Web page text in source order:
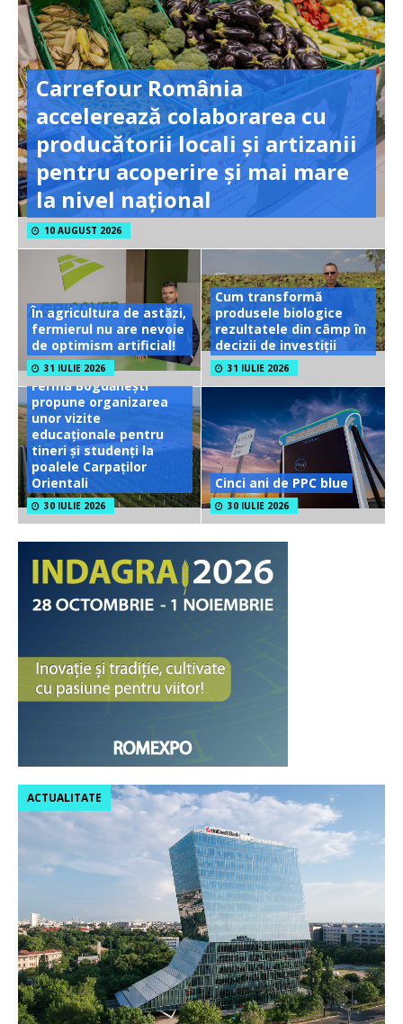
Carrefour România
accelerează colaborarea cu
producătorii locali și artizanii
pentru acoperire și mai mare
la nivel național
10 AUGUST 2026
În agricultura de astăzi,
fermierul nu are nevoie
de optimism artificial!
31 IULIE 2026
Cum transformă
produsele biologice
rezultatele din câmp în
decizii de investiții
31 IULIE 2026
Ferma Bogdănești
propune organizarea
unor vizite
educaționale pentru
tineri și studenți la
poalele Carpaților
Orientali
30 IULIE 2026
Cinci ani de PPC blue
30 IULIE 2026
ACTUALITATE